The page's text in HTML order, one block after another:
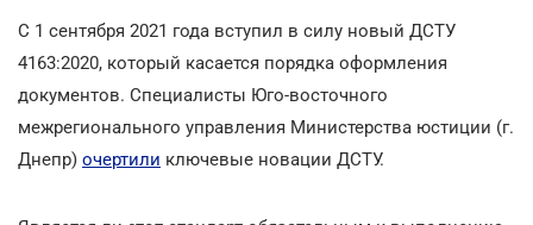
С 1 сентября 2021 года вступил в силу новый ДСТУ
4163:2020, который касается порядка оформления
документов. Специалисты Юго-восточного
межрегионального управления Министерства юстиции (г.
Днепр) очертили ключевые новации ДСТУ.